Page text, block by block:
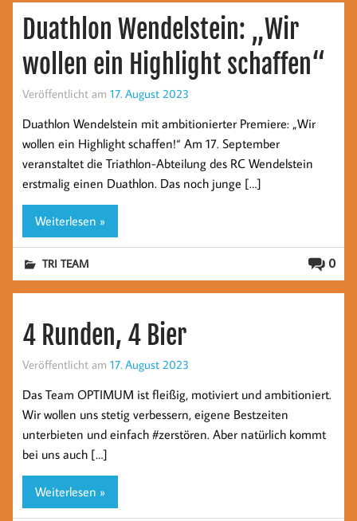
Duathlon Wendelstein: „Wir
wollen ein Highlight schaffen“
Veröffentlicht am 17. August 2023
Duathlon Wendelstein mit ambitionierter Premiere: „Wir
wollen ein Highlight schaffen!“ Am 17. September
veranstaltet die Triathlon-Abteilung des RC Wendelstein
erstmalig einen Duathlon. Das noch junge […]
Weiterlesen »
0
TRI TEAM
4 Runden, 4 Bier
Veröffentlicht am 17. August 2023
Das Team OPTIMUM ist fleißig, motiviert und ambitioniert.
Wir wollen uns stetig verbessern, eigene Bestzeiten
unterbieten und einfach #zerstören. Aber natürlich kommt
bei uns auch […]
Weiterlesen »